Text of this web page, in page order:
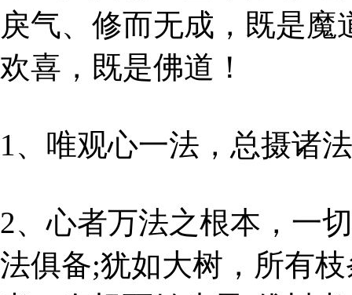
戾气、修而无成，既是
欢喜，既是佛道！
1、唯观心一法，总摄诸
2、心者万法之根本，一
法俱备;犹如大树，所有